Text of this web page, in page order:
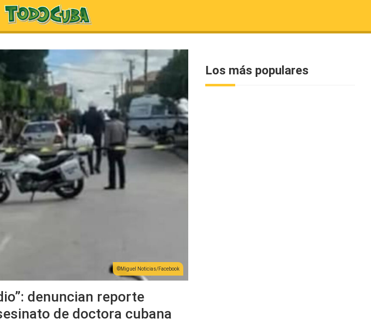
Miguel Noticias/Facebook
denuncian reporte
de doctora cubana
Los más populares